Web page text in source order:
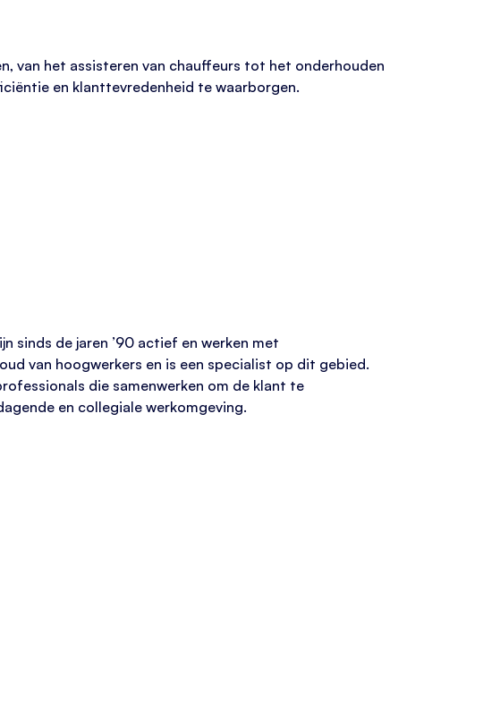
van het assisteren van chauffeurs tot het onderhouden
en klanttevredenheid te waarborgen.
sinds de jaren ’90 actief en werken met
van hoogwerkers en is een specialist op dit gebied.
die samenwerken om de klant te
en collegiale werkomgeving.